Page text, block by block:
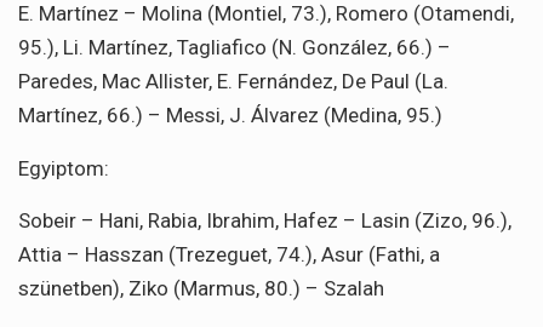
E. Martínez – Molina (Montiel, 73.), Romero (Otamendi,
95.), Li. Martínez, Tagliafico (N. González, 66.) –
Paredes, Mac Allister, E. Fernández, De Paul (La.
Martínez, 66.) – Messi, J. Álvarez (Medina, 95.)
Egyiptom:
Sobeir – Hani, Rabia, Ibrahim, Hafez – Lasin (Zizo, 96.),
Attia – Hasszan (Trezeguet, 74.), Asur (Fathi, a
szünetben), Ziko (Marmus, 80.) – Szalah